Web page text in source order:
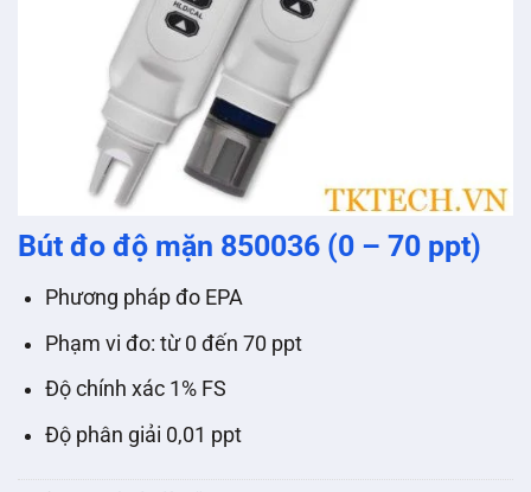
Bút đo độ mặn 850036 (0 – 70 ppt)
Phương pháp đo EPA
Phạm vi đo: từ 0 đến 70 ppt
Độ chính xác 1% FS
Độ phân giải 0,01 ppt